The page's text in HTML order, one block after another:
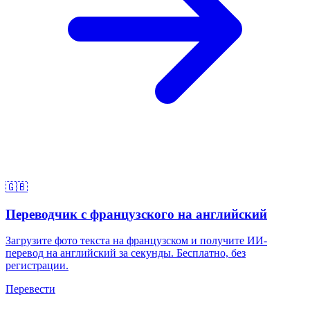
🇬🇧
Переводчик с французского на английский
Загрузите фото текста на французском и получите ИИ-
перевод на английский за секунды. Бесплатно, без
регистрации.
Перевести